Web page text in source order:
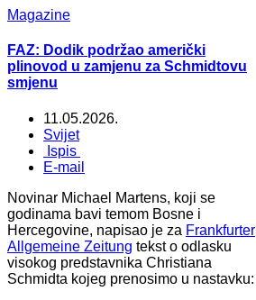
Magazine
FAZ: Dodik podržao američki
plinovod u zamjenu za Schmidtovu
smjenu
11.05.2026.
Svijet
Ispis
E-mail
Novinar Michael Martens, koji se
godinama bavi temom Bosne i
Hercegovine, napisao je za Frankfurter
Allgemeine Zeitung tekst o odlasku
visokog predstavnika Christiana
Schmidta kojeg prenosimo u nastavku: